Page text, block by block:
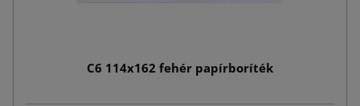
C6 114x162 fehér papírboríték